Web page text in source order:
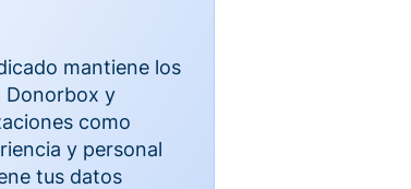
mantiene los
Donorbox y
como
y personal
tus datos